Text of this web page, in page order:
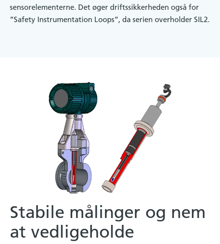
sensorelementerne. Det øger driftssikkerheden også for
”Safety Instrumentation Loops”, da serien overholder SIL2.
Stabile målinger og nem
at vedligeholde